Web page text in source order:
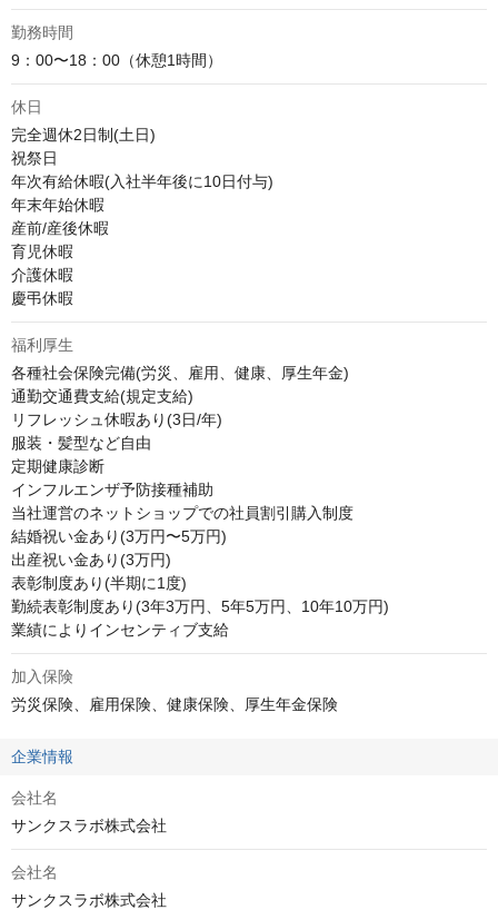
勤務時間
9：00〜18：00（休憩1時間）
休日
完全週休2日制(土日)
祝祭日
年次有給休暇(入社半年後に10日付与)
年末年始休暇
産前/産後休暇
育児休暇
介護休暇
慶弔休暇
福利厚生
各種社会保険完備(労災、雇用、健康、厚生年金)
通勤交通費支給(規定支給)
リフレッシュ休暇あり(3日/年)
服装・髪型など自由
定期健康診断
インフルエンザ予防接種補助
当社運営のネットショップでの社員割引購入制度
結婚祝い金あり(3万円〜5万円)
出産祝い金あり(3万円)
表彰制度あり(半期に1度)
勤続表彰制度あり(3年3万円、5年5万円、10年10万円)
業績によりインセンティブ支給
加入保険
労災保険、雇用保険、健康保険、厚生年金保険
企業情報
会社名
サンクスラボ株式会社
会社名
サンクスラボ株式会社